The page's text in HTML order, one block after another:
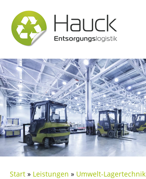
Start » Leistungen » Umwelt-Lagertechnik